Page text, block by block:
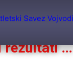
rezultati …